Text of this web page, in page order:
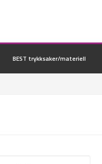
BEST trykksaker/materiell